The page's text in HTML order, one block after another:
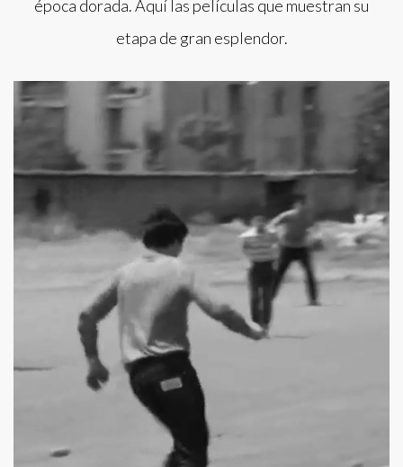
época dorada. Aquí las películas que muestran su
etapa de gran esplendor.